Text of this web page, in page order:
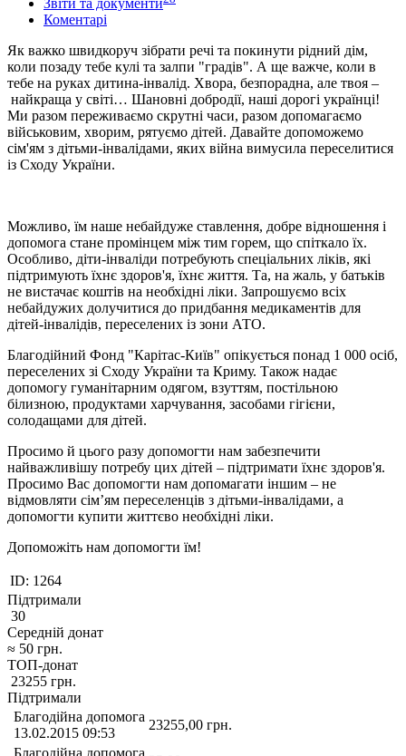
Коментарі
Як важко швидкоруч зібрати речі та покинути рідний дім,
коли позаду тебе кулі та залпи "градів". А ще важче, коли в
тебе на руках дитина-інвалід. Хвора, безпорадна, але твоя –
найкраща у світі… Шановні добродії, наші дорогі українці!
Ми разом переживаємо скрутні часи, разом допомагаємо
військовим, хворим, рятуємо дітей. Давайте допоможемо
сім'ям з дітьми-інвалідами, яких війна вимусила переселитися
із Сходу України.
Можливо, їм наше небайдуже ставлення, добре відношення і
допомога стане промінцем між тим горем, що спіткало їх.
Особливо, діти-інваліди потребують спеціальних ліків, які
підтримують їхнє здоров'я, їхнє життя. Та, на жаль, у батьків
не вистачає коштів на необхідні ліки. Запрошуємо всіх
небайдужих долучитися до придбання медикаментів для
дітей-інвалідів, переселених із зони АТО.
Благодійний Фонд "Карітас-Київ" опікується понад 1 000 осіб,
переселених зі Сходу України та Криму. Також надає
допомогу гуманітарним одягом, взуттям, постільною
білизною, продуктами харчування, засобами гігієни,
солодащами для дітей.
Просимо й цього разу допомогти нам забезпечити
найважливішу потребу цих дітей – підтримати їхнє здоров'я.
Просимо Вас допомогти нам допомагати іншим – не
відмовляти сім’ям переселенців з дітьми-інвалідами, а
допомогти купити життєво необхідні ліки.
Допоможіть нам допомогти їм!
ID: 1264
Підтримали
30
Середній донат
≈ 50 грн.
ТОП-донат
23255 грн.
Підтримали
Благодійна допомога
13.02.2015 09:53
23255,00 грн.
Благодійна допомога